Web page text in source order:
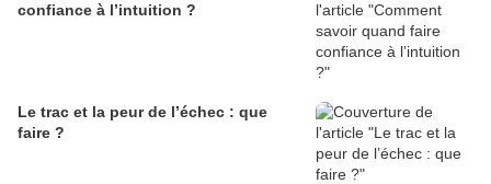
confiance à l’intuition ?
Le trac et la peur de l’échec : que
faire ?